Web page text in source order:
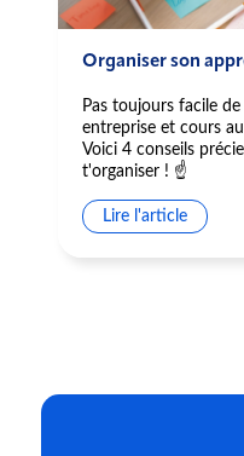
Organiser son
Pas toujours facile
entreprise et cours
Voici 4 conseils
t'organiser ! ☝️
Lire l'article